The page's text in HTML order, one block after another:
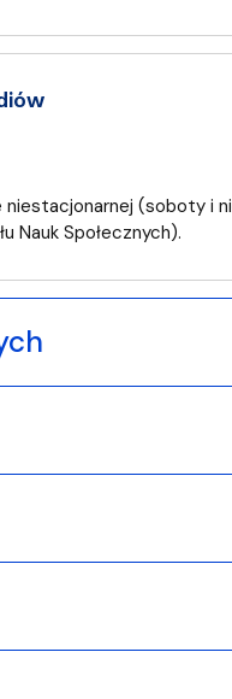
niestacjonarnej (soboty i
Nauk Społecznych).